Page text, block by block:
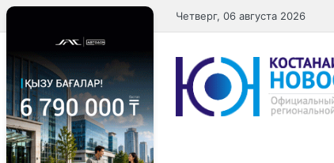
Перейти
к
содержимому
Четверг, 06 августа 2026